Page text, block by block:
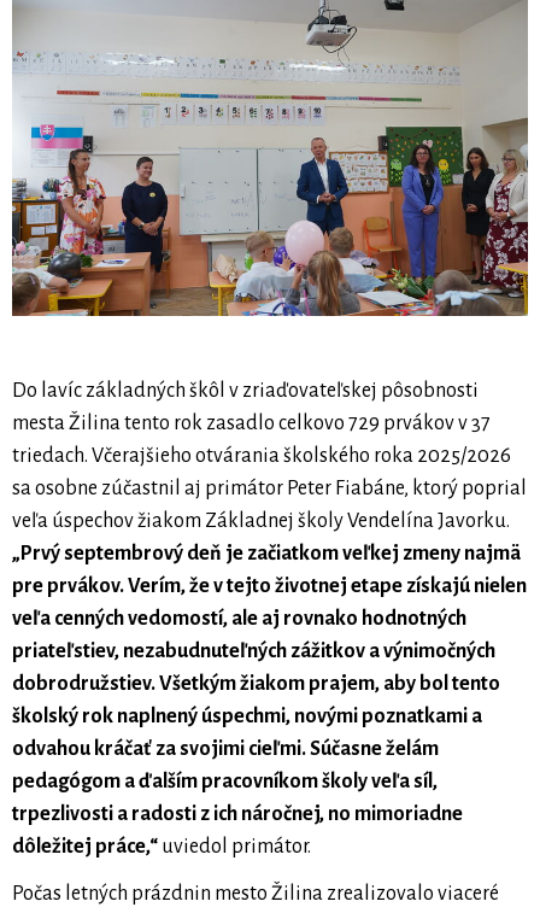
Do lavíc základných škôl v zriaďovateľskej pôsobnosti
mesta Žilina tento rok zasadlo celkovo 729 prvákov v 37
triedach. Včerajšieho otvárania školského roka 2025/2026
sa osobne zúčastnil aj primátor Peter Fiabáne, ktorý poprial
veľa úspechov žiakom Základnej školy Vendelína Javorku.
„Prvý septembrový deň je začiatkom veľkej zmeny najmä
pre prvákov. Verím, že v tejto životnej etape získajú nielen
veľa cenných vedomostí, ale aj rovnako hodnotných
priateľstiev, nezabudnuteľných zážitkov a výnimočných
dobrodružstiev. Všetkým žiakom prajem, aby bol tento
školský rok naplnený úspechmi, novými poznatkami a
odvahou kráčať za svojimi cieľmi. Súčasne želám
pedagógom a ďalším pracovníkom školy veľa síl,
trpezlivosti a radosti z ich náročnej, no mimoriadne
dôležitej práce,“ uviedol primátor.
Počas letných prázdnin mesto Žilina zrealizovalo viaceré